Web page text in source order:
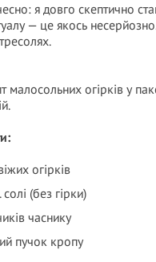
я довго скептично
— це якось
малосольних огірків у
огірків
солі (без гірки)
часнику
пучок кропу